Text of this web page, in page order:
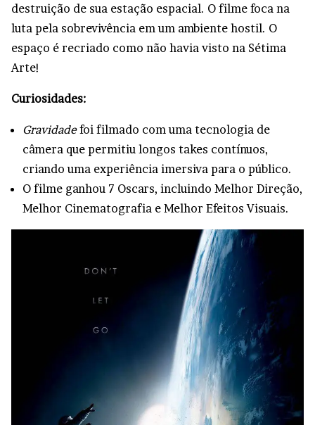
destruição de sua estação espacial. O filme foca na
luta pela sobrevivência em um ambiente hostil. O
espaço é recriado como não havia visto na Sétima
Arte!
Curiosidades:
Gravidadefoi filmado com uma tecnologia de
câmera que permitiu longos takes contínuos,
criando uma experiência imersiva para o público.
O filme ganhou 7 Oscars, incluindo Melhor Direção,
Melhor Cinematografia e Melhor Efeitos Visuais.